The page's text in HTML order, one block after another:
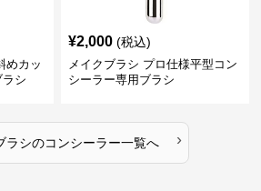
めカッ
ラシ
¥2,000 (税込)
メイクブラシ プロ仕様平型コン
シーラー専用ブラシ
ラシのコンシーラー一覧へ ›